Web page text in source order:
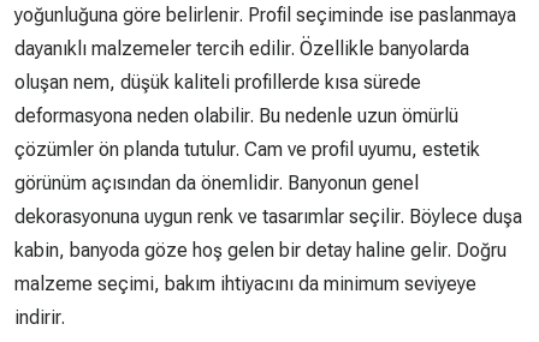
yoğunluğuna göre belirlenir. Profil seçiminde ise paslanmaya
dayanıklı malzemeler tercih edilir. Özellikle banyolarda
oluşan nem, düşük kaliteli profillerde kısa sürede
deformasyona neden olabilir. Bu nedenle uzun ömürlü
çözümler ön planda tutulur. Cam ve profil uyumu, estetik
görünüm açısından da önemlidir. Banyonun genel
dekorasyonuna uygun renk ve tasarımlar seçilir. Böylece duşa
kabin, banyoda göze hoş gelen bir detay haline gelir. Doğru
malzeme seçimi, bakım ihtiyacını da minimum seviyeye
indirir.